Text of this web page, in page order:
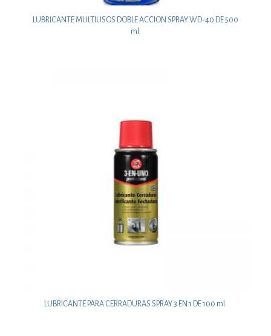
LUBRICANTE MULTIUSOS DOBLE ACCION SPRAY WD-40 DE 500
ml.
LUBRICANTE PARA CERRADURAS SPRAY 3 EN 1 DE 100 ml.